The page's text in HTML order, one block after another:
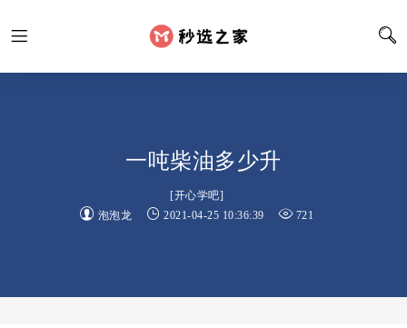
一吨柴油多少升
[开心学吧]
泡泡龙
2021-04-25 10:36:39 721